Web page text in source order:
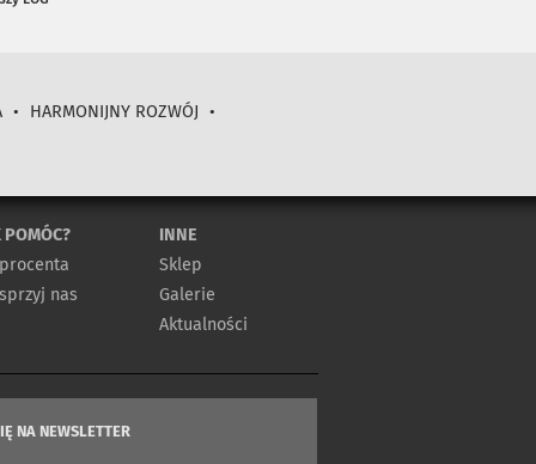
• HARMONIJNY ROZWÓJ
•
POMÓC?
procenta
nas
INNE
Sklep
Galerie
Aktualności
NA NEWSLETTER